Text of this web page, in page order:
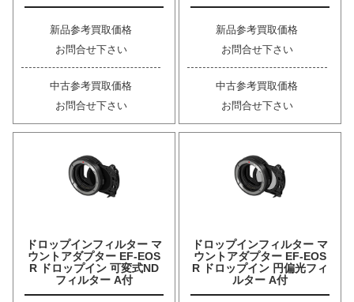
新品参考買取価格
お問合せ下さい
中古参考買取価格
お問合せ下さい
新品参考買取価格
お問合せ下さい
中古参考買取価格
お問合せ下さい
ドロップインフィルター マ
ウントアダプター EF-EOS
R ドロップイン 可変式ND
フィルター A付
ドロップインフィルター マ
ウントアダプター EF-EOS
R ドロップイン 円偏光フィ
ルター A付